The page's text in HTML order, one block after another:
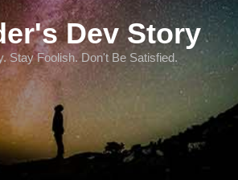
Dev Story
Stay Foolish. Don't Be Satisfied.